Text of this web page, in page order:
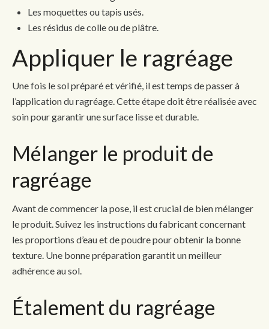
Les moquettes ou tapis usés.
Les résidus de colle ou de plâtre.
Appliquer le ragréage
Une fois le sol préparé et vérifié, il est temps de passer à
l’application du ragréage. Cette étape doit être réalisée avec
soin pour garantir une surface lisse et durable.
Mélanger le produit de
ragréage
Avant de commencer la pose, il est crucial de bien mélanger
le produit. Suivez les instructions du fabricant concernant
les proportions d’eau et de poudre pour obtenir la bonne
texture. Une bonne préparation garantit un meilleur
adhérence au sol.
Étalement du ragréage